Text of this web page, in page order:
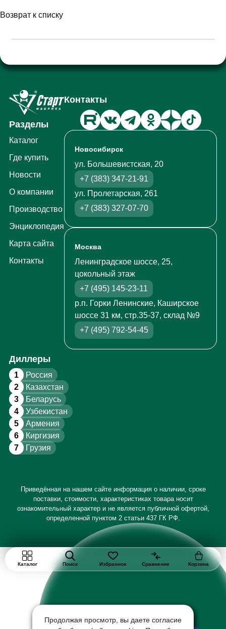
Возврат к списку
Разделы
Каталог
Где купить
Новости
О компании
Производство
Энциклопедия
Карта сайта
Контакты
Контакты
Новосибирск
ул. Большевистская, 20
+7 (383) 347-21-91
ул. Пролетарская, 261
+7 (383) 327-07-70
Москва
Ленинградское шоссе, 25,
цокольный этаж
+7 (495) 145-23-11
р.п. Горки Ленинские, Каширское
шоссе 31 км, стр.35-37, склад №9
+7 (495) 792-54-45
Диллеры
1 Россия
2 Казахстан
3 Беларусь
4 Узбекистан
5 Армения
6 Киргизия
7 Грузия
Приведённая на нашем сайте информация о наличии, сроке
поставки, стоимости, характеристиках товара носит
ознакомительный характер и не является публичной офертой,
определенной пунктом 2 статьи 437 ГК РФ.
Каталог Поиск Избранное Сравнение Корзина
Продолжая просмотр, вы даете согласие